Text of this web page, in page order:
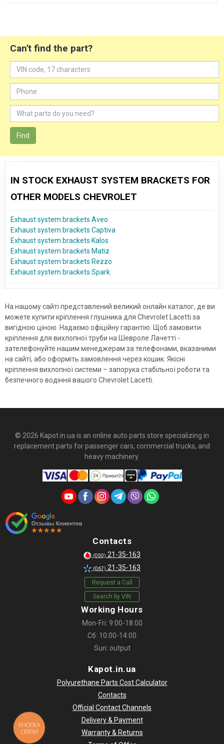
Can't find the part?
Find
IN STOCK EXHAUST SYSTEM BRACKETS FOR
OTHER MODELS CHEVROLET
Exhaust system brackets Aveo
Exhaust system brackets Captiva
Exhaust system brackets Kalos
Exhaust system brackets Matiz
Exhaust system brackets Rezzo
Exhaust system brackets Spark
На нашому сайті представлений великий онлайн каталог, де ви
можете купити кріплення глушника для Chevrolet Lacetti за
вигідною ціною. Надаємо офіційну гарантію. Щоб замовити
кріплення для вихлопної труби на Шевроле Лачетті -
зателефонуйте нашим менеджерам за телефонами, вказаними
на сайті, або оформіть замовлення через кошик. Якісні
кріплення вихлопної системи – запорука стабільної роботи та
безпечного водіння вашого Chevrolet Lacetti.
© 2026 Kapot.in.ua is an online auto parts store specializing in
replacement parts for passenger cars, commercial trucks, and
heavy machinery.
Contacts
(050) 21-35-163
(067) 21-35-163
Request a Call
Search by VIN
Working Hours
Mon-Fri: 9:00-18:00
Сб: 10:00-14:00
Sun: output
Kapot.in.ua
Polyurethane Parts Cost Calculator
Contacts
Official Contact Channels
Delivery & Payment
Warranty & Returns
КНОПКА
СВЯЗИ